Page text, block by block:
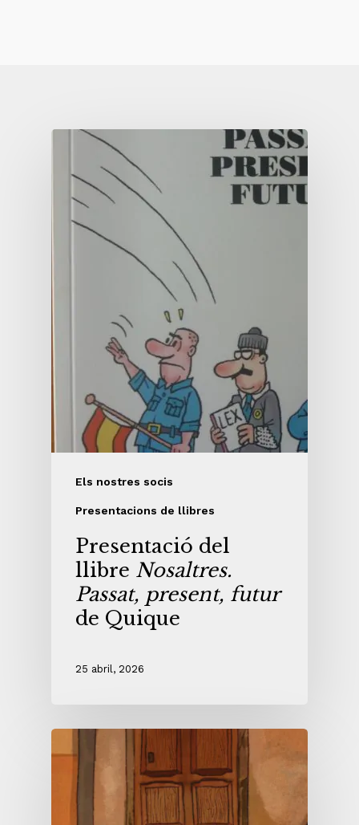
Els nostres socis
Presentacions de llibres
Presentació del
llibre Nosaltres.
Passat, present, futur
de Quique
25 abril, 2026